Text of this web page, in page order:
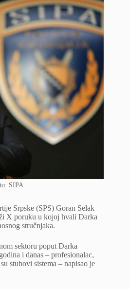
SIPA
Srpske (SPS) Goran Selak
X poruku u kojoj hvali Darka
stručnjaka.
sektoru poput Darka
i danas – profesionalac,
stubovi sistema – napisao je